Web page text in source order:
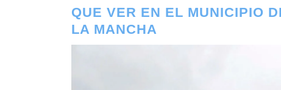
QUE VER EN EL MUNICIPIO
LA MANCHA